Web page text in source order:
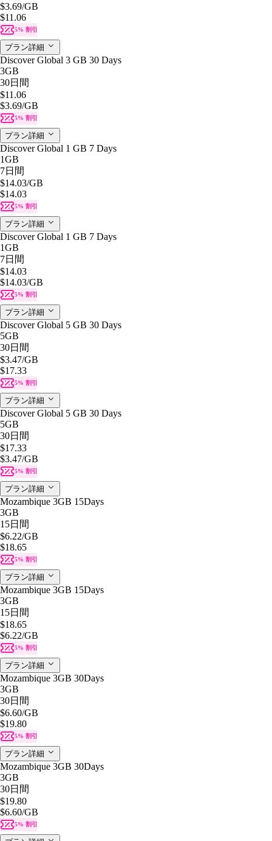
$3.69/GB
$11.06
5% 割引
プラン詳細
Discover Global 3 GB 30 Days
3GB
30日間
$11.06
$3.69/GB
5% 割引
プラン詳細
Discover Global 1 GB 7 Days
1GB
7日間
$14.03/GB
$14.03
5% 割引
プラン詳細
Discover Global 1 GB 7 Days
1GB
7日間
$14.03
$14.03/GB
5% 割引
プラン詳細
Discover Global 5 GB 30 Days
5GB
30日間
$3.47/GB
$17.33
5% 割引
プラン詳細
Discover Global 5 GB 30 Days
5GB
30日間
$17.33
$3.47/GB
5% 割引
プラン詳細
Mozambique 3GB 15Days
3GB
15日間
$6.22/GB
$18.65
5% 割引
プラン詳細
Mozambique 3GB 15Days
3GB
15日間
$18.65
$6.22/GB
5% 割引
プラン詳細
Mozambique 3GB 30Days
3GB
30日間
$6.60/GB
$19.80
5% 割引
プラン詳細
Mozambique 3GB 30Days
3GB
30日間
$19.80
$6.60/GB
5% 割引